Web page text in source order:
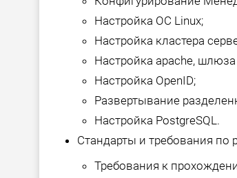
Настройка ОС Linux;
Настройка кластера
Настройка apache,
Настройка OpenID;
Развертывание
Настройка PostgreSQL.
Стандарты и требования по
Требования к